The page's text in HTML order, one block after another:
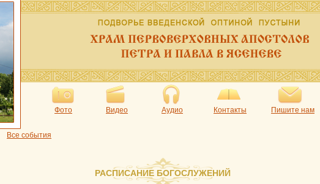
Фото Видео Аудио Контакты Пишите нам
Все события
РАСПИСАНИЕ БОГОСЛУЖЕНИЙ